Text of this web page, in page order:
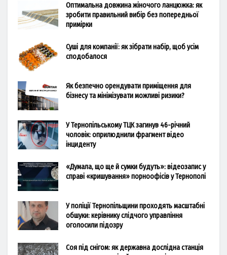
Оптимальна довжина жіночого ланцюжка: як
зробити правильний вибір без попередньої
примірки
Суші для компанії: як зібрати набір, щоб усім
сподобалося
Як безпечно орендувати приміщення для
бізнесу та мінімізувати можливі ризики?
У Тернопільському ТЦК загинув 46-річний
чоловік: оприлюднили фрагмент відео
інциденту
«Думала, що ще й сумки будуть»: відеозапис у
справі «кришування» порноофісів у Тернополі
У поліції Тернопільщини проходять масштабні
обшуки: керівнику слідчого управління
оголосили підозру
Соя під снігом: як державна дослідна станція